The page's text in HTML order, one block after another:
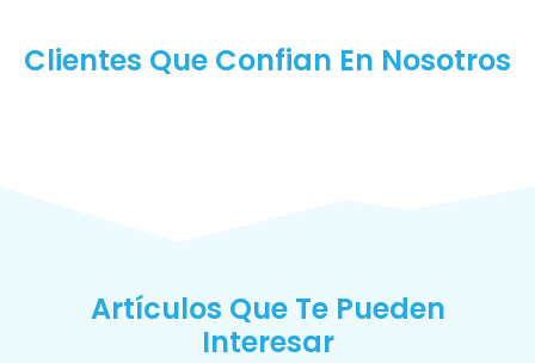
Clientes Que Confian En Nosotros
Artículos Que Te Pueden
Interesar